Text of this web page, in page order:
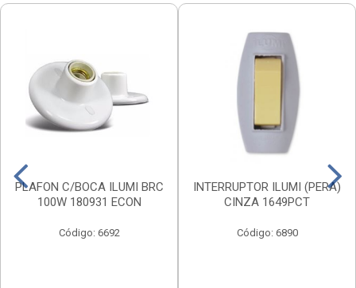
PLAFON C/BOCA ILUMI BRC
100W 180931 ECON
Código: 6692
INTERRUPTOR ILUMI (PERA)
CINZA 1649PCT
Código: 6890